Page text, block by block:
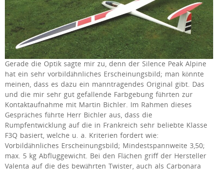
Gerade die Optik sagte mir zu, denn der Silence Peak Alpine
hat ein sehr vorbildähnliches Erscheinungsbild; man könnte
meinen, dass es dazu ein manntragendes Original gibt. Das
und die mir sehr gut gefallende Farbgebung führten zur
Kontaktaufnahme mit Martin Bichler. Im Rahmen dieses
Gespräches führte Herr Bichler aus, dass die
Rumpfentwicklung auf die in Frankreich sehr beliebte Klasse
F3Q basiert, welche u. a. Kriterien fordert wie:
Vorbildähnliches Erscheinungsbild; Mindestspannweite 3,50;
max. 5 kg Abfluggewicht. Bei den Flächen griff der Hersteller
Valenta auf die des bewährten Twister, auch als Carbonara